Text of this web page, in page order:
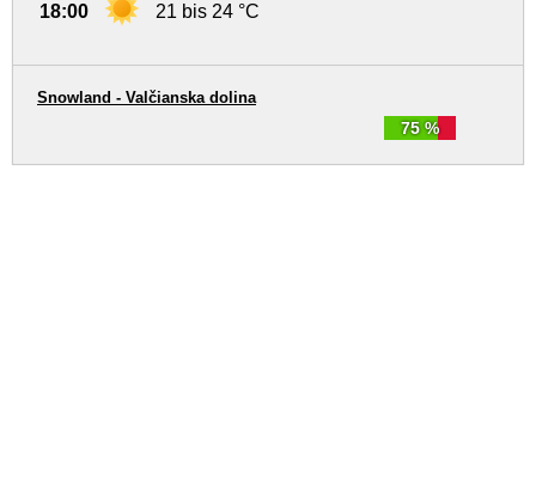
18:00 21 bis 24 °C
75 %
Snowland - Valčianska dolina